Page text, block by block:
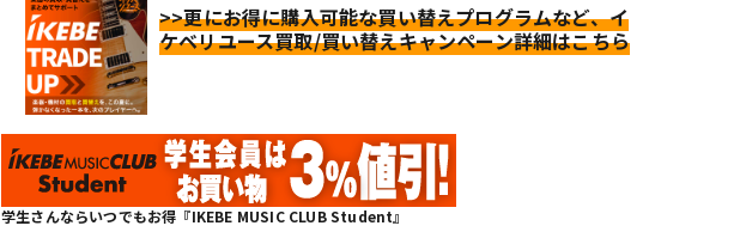
>>更にお得に購入可能な買い替えプログラムなど、イ
ケベリユース買取/買い替えキャンペーン詳細はこちら
学生さんならいつでもお得『IKEBE MUSIC CLUB Student』